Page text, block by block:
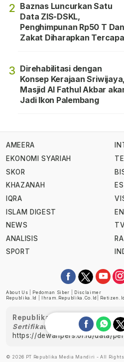
2 Baznas Luncurkan Satu
Data ZIS-DSKL,
Penghimpunan Rp50 T
Zakat Diharapkan
3 Direhabilitasi dengan
Konsep Kerajaan Sriwijaya,
Masjid Al Fathul Akbar
Jadi Ikon Palembang
AMEERA
EKONOMI SYARIAH
SKOR
KHAZANAH
IQRA
ISLAM DIGEST
NEWS
ANALISIS
SPORT
About Us Pedoman Siber
Disclaimer
Republika.id
Ihram.republika.co.id Retizen.id
Republika telah diverifikasi
Sertifikat Nomor 1058/DP-
https://dewanpers.or.id/data/
© 2026 PT Republika Media Mandiri - All Rights